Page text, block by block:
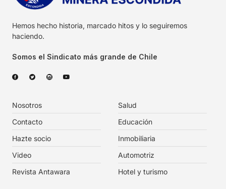
Hemos hecho historia, marcado hitos y lo seguiremos
haciendo.
Somos el Sindicato más grande de Chile
Nosotros
Contacto
Hazte socio
Video
Revista Antawara
Salud
Educación
Inmobiliaria
Automotriz
Hotel y turismo